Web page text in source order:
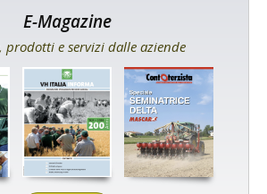
E-Magazine
prodotti e servizi dalle aziende